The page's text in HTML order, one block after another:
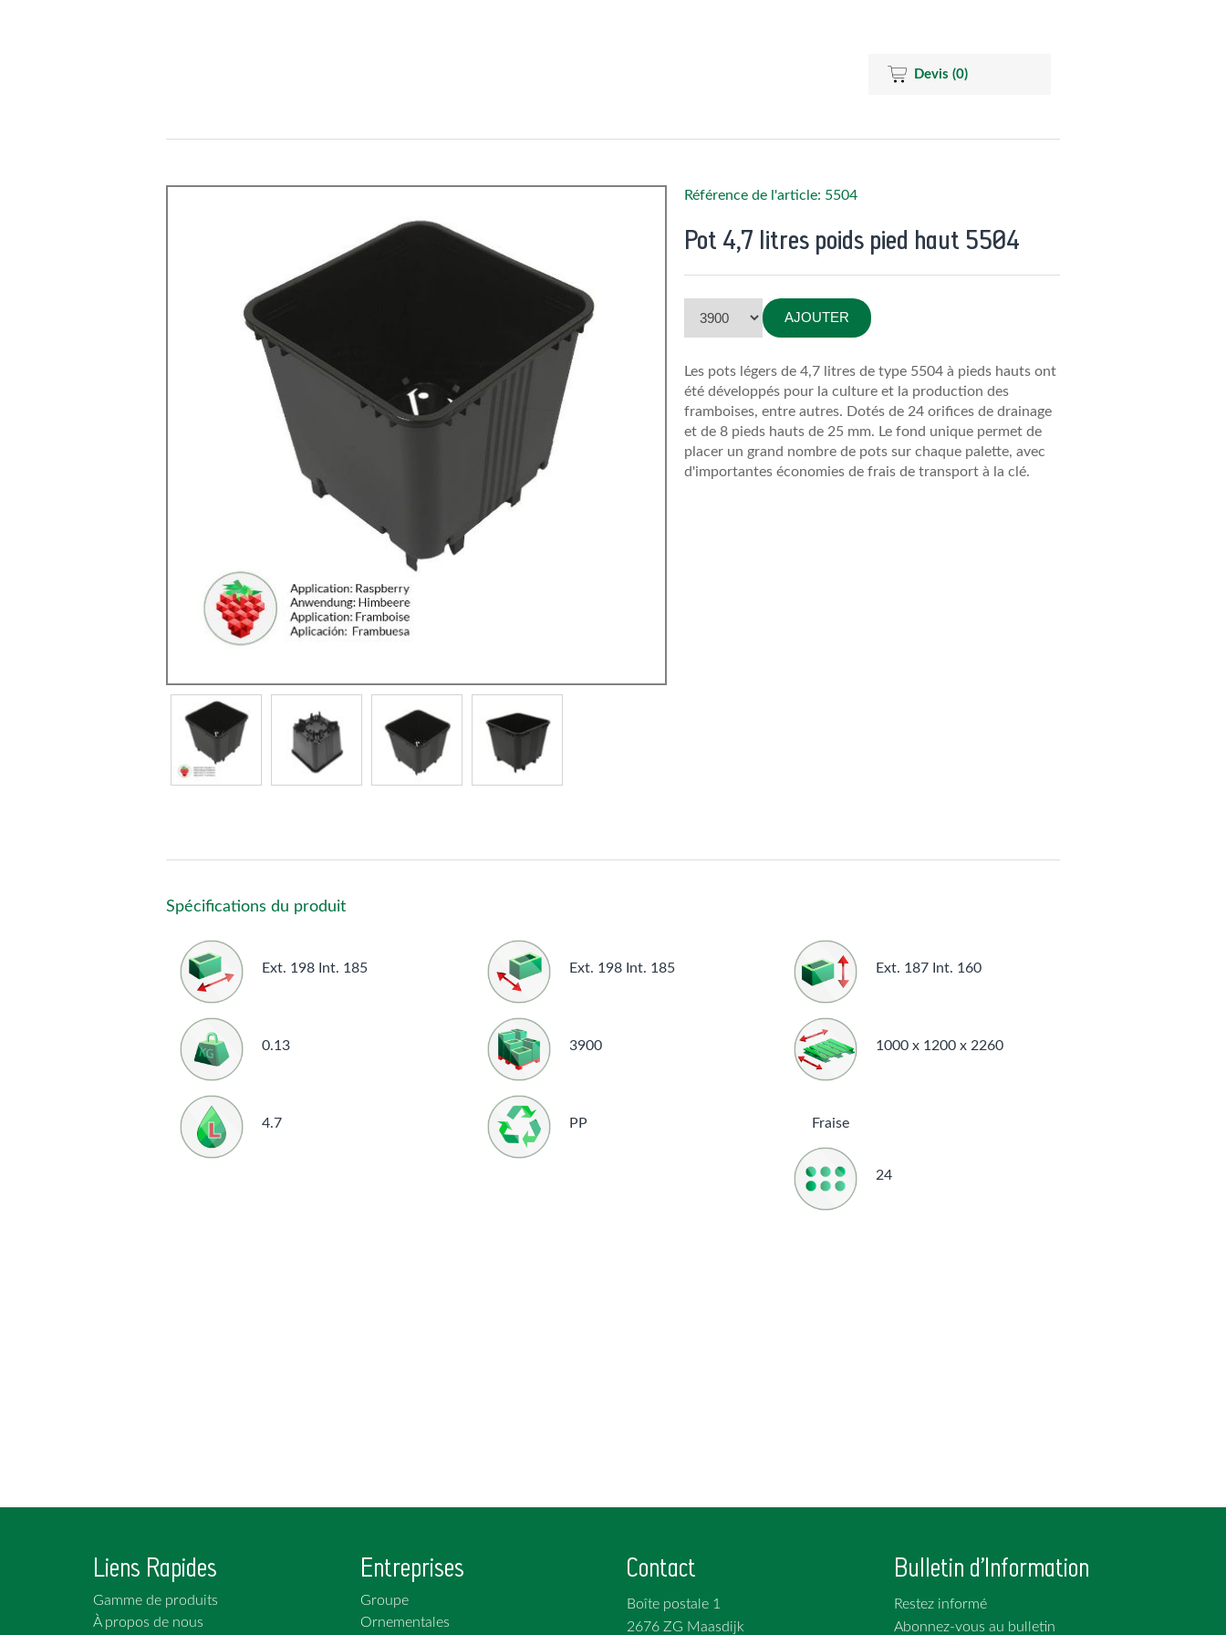
Devis (0)
Référence de l'article: 5504
Pot 4,7 litres poids pied haut 5504
AJOUTER
Les pots légers de 4,7 litres de type 5504 à pieds hauts ont
été développés pour la culture et la production des
framboises, entre autres. Dotés de 24 orifices de drainage
et de 8 pieds hauts de 25 mm. Le fond unique permet de
placer un grand nombre de pots sur chaque palette, avec
d'importantes économies de frais de transport à la clé.
Spécifications du produit
Ext. 198 Int. 185 Ext. 198 Int. 185 Ext. 187 Int. 160
0.13 3900 1000 x 1200 x 2260
4.7 PP Fraise
24
Liens Rapides
Gamme de produits
À propos de nous
Entreprises
Groupe
Ornementales
Contact
Boîte postale 1
2676 ZG Maasdijk
Bulletin d'Information
Restez informé
Abonnez-vous au bulletin